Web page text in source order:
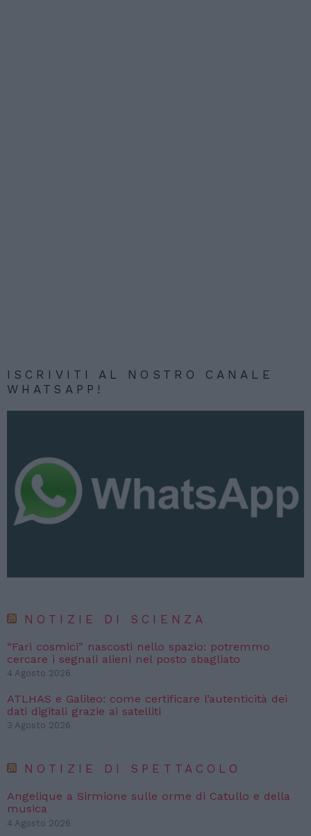
ISCRIVITI AL NOSTRO CANALE
WHATSAPP!
NOTIZIE DI SCIENZA
“Fari cosmici” nascosti nello spazio: potremmo
cercare i segnali alieni nel posto sbagliato
4 Agosto 2026
ATLHAS e Galileo: come certificare l’autenticità dei
dati digitali grazie ai satelliti
3 Agosto 2026
NOTIZIE DI SPETTACOLO
Angelique a Sirmione sulle orme di Catullo e della
musica
4 Agosto 2026